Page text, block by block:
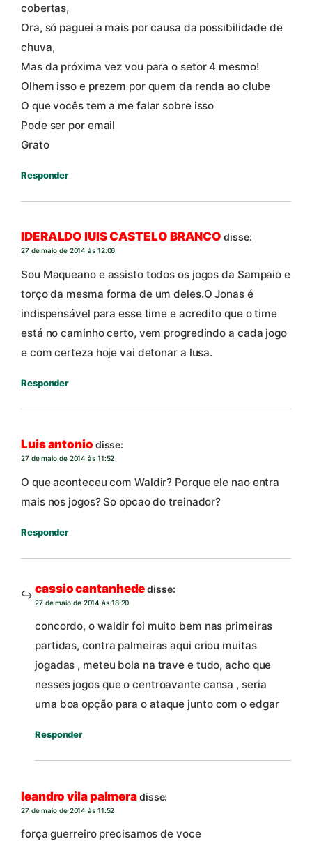
cobertas,
Ora, só paguei a mais por causa da possibilidade de
chuva,
Mas da próxima vez vou para o setor 4 mesmo!
Olhem isso e prezem por quem da renda ao clube
O que vocês tem a me falar sobre isso
Pode ser por email
Grato
Responder
IDERALDO lUIS CASTELO BRANCO disse:
27 de maio de 2014 às 12:06
Sou Maqueano e assisto todos os jogos da Sampaio e
torço da mesma forma de um deles.O Jonas é
indispensável para esse time e acredito que o time
está no caminho certo, vem progredindo a cada jogo
e com certeza hoje vai detonar a lusa.
Responder
Luis antonio disse:
27 de maio de 2014 às 11:52
O que aconteceu com Waldir? Porque ele nao entra
mais nos jogos? So opcao do treinador?
Responder
cassio cantanhededisse:
27 de maio de 2014 às 18:20
concordo, o waldir foi muito bem nas primeiras
partidas, contra palmeiras aqui criou muitas
jogadas , meteu bola na trave e tudo, acho que
nesses jogos que o centroavante cansa , seria
uma boa opção para o ataque junto com o edgar
Responder
leandro vila palmeradisse:
27 de maio de 2014 às 11:52
força guerreiro precisamos de voce